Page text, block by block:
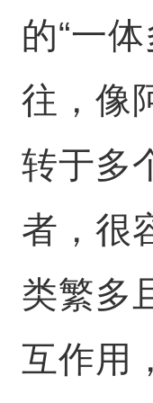
的“一
往，像
转于多
者，很
类繁多
互作用